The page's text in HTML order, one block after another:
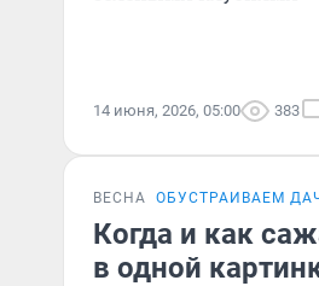
14 июня, 2026, 05:00 383
ВЕСНА ОБУСТРАИВАЕМ
Когда и как
в одной